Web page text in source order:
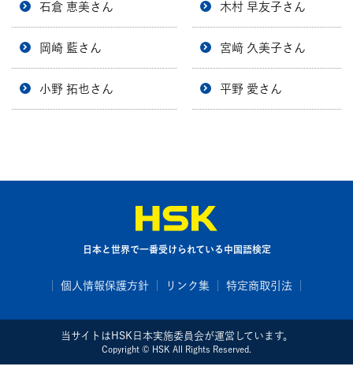
石倉 恵美さん
岡崎 藍さん
小野 拓也さん
木村 早友子さん
宮﨑 久美子さん
平野 愛さん
日本と世界で一番受けられている中国語検定
個人情報保護方針 リンク集 特定商取引法
当サイトはHSK日本実施委員会が運営しています。
Copyright © HSK All Rights Reserved.